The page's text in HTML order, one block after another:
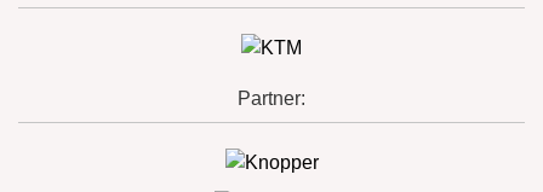
Partner: